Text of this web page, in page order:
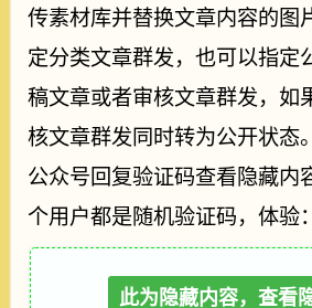
传素材库并替换文章内容的图
定分类文章群发，也可以指定
稿文章或者审核文章群发，如
核文章群发同时转为公开状态。
公众号回复验证码查看隐藏内
个用户都是随机验证码，体验：
此为隐藏内容，查看